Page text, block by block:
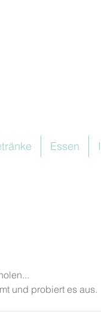
Essen
und probiert es aus.